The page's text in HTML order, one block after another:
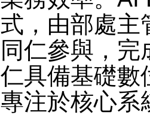
式，由部處主
同仁參與，
仁具備基礎數
專注於核心系